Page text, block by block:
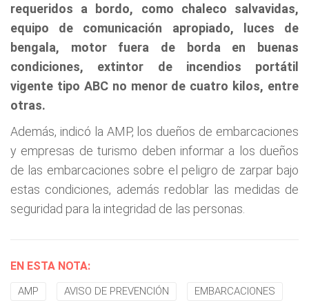
requeridos a bordo, como chaleco salvavidas,
equipo de comunicación apropiado, luces de
bengala, motor fuera de borda en buenas
condiciones, extintor de incendios portátil
vigente tipo ABC no menor de cuatro kilos, entre
otras.
Además, indicó la AMP, los dueños de embarcaciones
y empresas de turismo deben informar a los dueños
de las embarcaciones sobre el peligro de zarpar bajo
estas condiciones, además redoblar las medidas de
seguridad para la integridad de las personas.
EN ESTA NOTA:
AMP AVISO DE PREVENCIÓN EMBARCACIONES